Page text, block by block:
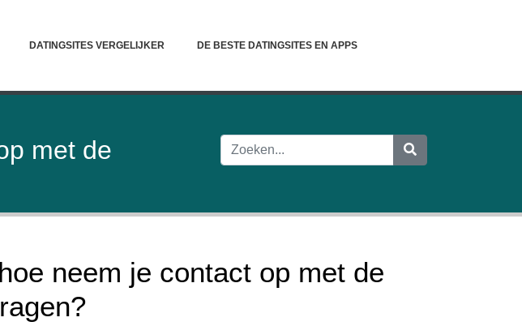
DATINGSITES VERGELIJKER DE BESTE DATINGSITES EN APPS
met de
neem je contact op met de